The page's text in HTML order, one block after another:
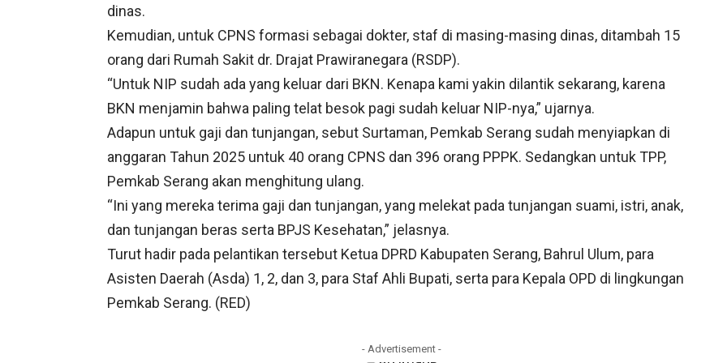
dinas.
Kemudian, untuk CPNS formasi sebagai dokter, staf di masing-masing dinas, ditambah 15
orang dari Rumah Sakit dr. Drajat Prawiranegara (RSDP).
“Untuk NIP sudah ada yang keluar dari BKN. Kenapa kami yakin dilantik sekarang, karena
BKN menjamin bahwa paling telat besok pagi sudah keluar NIP-nya,” ujarnya.
Adapun untuk gaji dan tunjangan, sebut Surtaman, Pemkab Serang sudah menyiapkan di
anggaran Tahun 2025 untuk 40 orang CPNS dan 396 orang PPPK. Sedangkan untuk TPP,
Pemkab Serang akan menghitung ulang.
“Ini yang mereka terima gaji dan tunjangan, yang melekat pada tunjangan suami, istri, anak,
dan tunjangan beras serta BPJS Kesehatan,” jelasnya.
Turut hadir pada pelantikan tersebut Ketua DPRD Kabupaten Serang, Bahrul Ulum, para
Asisten Daerah (Asda) 1, 2, dan 3, para Staf Ahli Bupati, serta para Kepala OPD di lingkungan
Pemkab Serang. (RED)
- Advertisement -